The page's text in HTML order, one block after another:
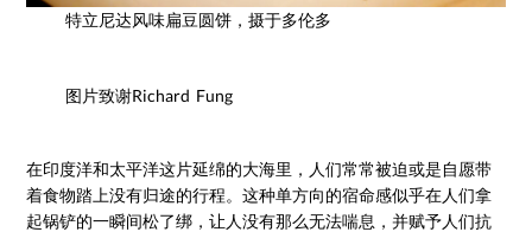
特立尼达风味扁豆圆饼，摄于多伦多
图片致谢Richard Fung
在印度洋和太平洋这片延绵的大海里，人们常常被迫或是自愿带
着食物踏上没有归途的行程。这种单方向的宿命感似乎在人们拿
起锅铲的一瞬间松了绑，让人没有那么无法喘息，并赋予人们抗